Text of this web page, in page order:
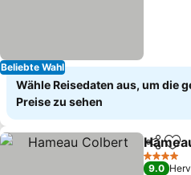
Beliebte Wahl
Wähle Reisedaten aus, um die
Preise zu sehen
TeilenZu
4 Sterne
9.0